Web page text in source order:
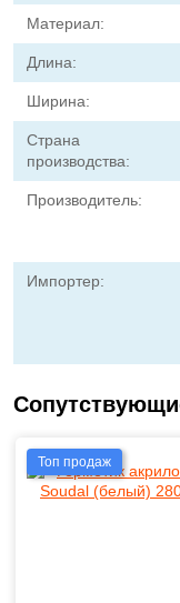
Материал:
Длина:
Ширина:
Страна
производства:
Производитель:
Импортер:
Топ продаж